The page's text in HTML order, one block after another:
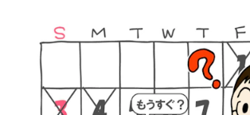
トレンド・イベント